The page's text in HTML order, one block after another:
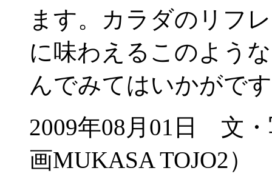
ます。カラダのリフ
に味わえるこのよう
んでみてはいかがで
2009年08月01日 文
画MUKASA TOJO2）